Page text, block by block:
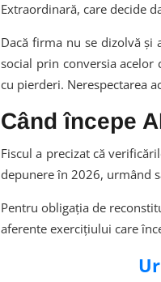
Extraordinară, care decide
Dacă firma nu se dizolvă
social prin conversia
cu pierderi. Nerespectarea
Când începe
Fiscul a precizat că
depunere în 2026, urmând
Pentru obligația de
aferente exercițiului care